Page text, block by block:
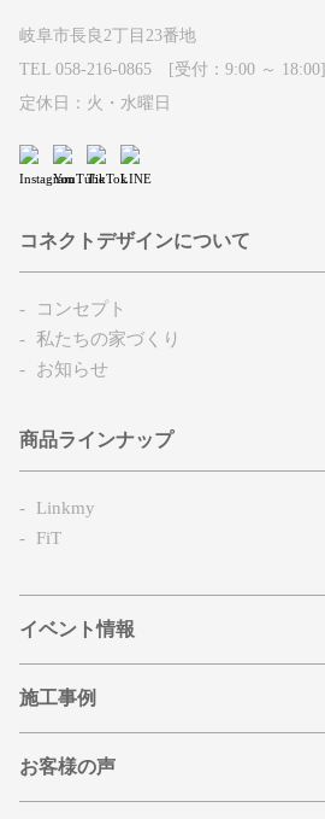
岐阜市長良2丁目23番地
TEL 058-216-0865 [受付：9:00 ～ 18:00]
定休日：火・水曜日
コネクトデザインについて
コンセプト
私たちの家づくり
お知らせ
商品ラインナップ
Linkmy
FiT
イベント情報
施工事例
お客様の声